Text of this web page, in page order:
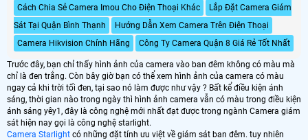
Cách Chia Sẻ Camera Imou Cho Điện Thoại Khác
Lắp Đặt Camera Giám
Sát Tại Quận Bình Thạnh
Hướng Dẫn Xem Camera Trên Điện Thoại
Camera Hikvision Chính Hãng
Công Ty Camera Quận 8 Giá Rẻ Tốt Nhất
Trước đây, bạn chỉ thấy hình ảnh của camera vào ban đêm không có màu mà
chỉ là đen trắng. Còn bây giờ bạn có thể xem hình ảnh của camera có màu
ngay cả khi trời tối đen, tại sao nó làm được như vậy ? Bất kể điều kiện ánh
sáng, thời gian nào trong ngày thì hình ảnh camera vẫn có màu trong điều kiện
ánh sáng yêy1, đây là công nghệ mới nhất đạt được trong ngành Camera giám
sát hiện nay gọi là công nghệ starlight.
Camera Starlight có những đặt tính ưu việt về giám sát ban đêm. tuy nhiên